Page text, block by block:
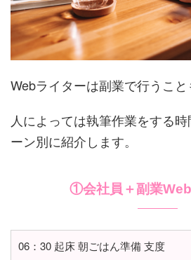
Webライターは副業で行うこと
人によっては執筆作業をする
ーン別に紹介します。
①会社員＋副業
06：30 起床 朝ごはん準備 支度